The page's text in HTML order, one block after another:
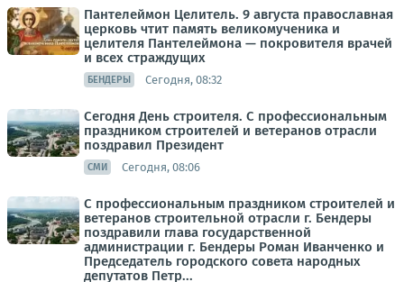
Пантелеймон Целитель. 9 августа православная
церковь чтит память великомученика и
целителя Пантелеймона — покровителя врачей
и всех страждущих
БЕНДЕРЫ Сегодня, 08:32
Сегодня День строителя. С профессиональным
праздником строителей и ветеранов отрасли
поздравил Президент
СМИ Сегодня, 08:06
С профессиональным праздником строителей и
ветеранов строительной отрасли г. Бендеры
поздравили глава государственной
администрации г. Бендеры Роман Иванченко и
Председатель городского совета народных
депутатов Петр...